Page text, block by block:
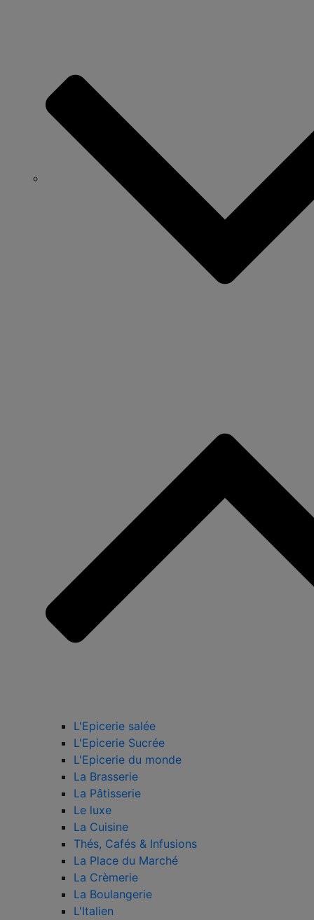
L'Epicerie salée
L'Epicerie Sucrée
L'Epicerie du monde
La Brasserie
La Pâtisserie
Le luxe
La Cuisine
Thés, Cafés & Infusions
La Place du Marché
La Crèmerie
La Boulangerie
L'Italien